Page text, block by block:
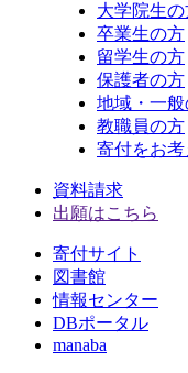
大学院生の
卒業生の方
留学生の方
保護者の方
地域・一
教職員の方
寄付をお
資料請求
出願はこちら
寄付サイト
図書館
情報センター
DBポータル
manaba